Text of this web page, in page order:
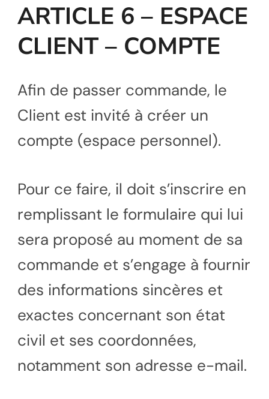
ARTICLE 6 – ESPACE
CLIENT – COMPTE
Afin de passer commande, le
Client est invité à créer un
compte (espace personnel).
Pour ce faire, il doit s’inscrire en
remplissant le formulaire qui lui
sera proposé au moment de sa
commande et s’engage à fournir
des informations sincères et
exactes concernant son état
civil et ses coordonnées,
notamment son adresse e-mail.